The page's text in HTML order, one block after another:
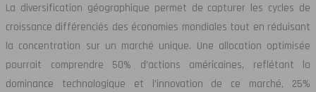
La diversification géographique permet de capturer les cycles de
croissance différenciés des économies mondiales tout en réduisant
la concentration sur un marché unique. Une allocation optimisée
pourrait comprendre 50% d’actions américaines, reflétant la
dominance technologique et l’innovation de ce marché, 25%